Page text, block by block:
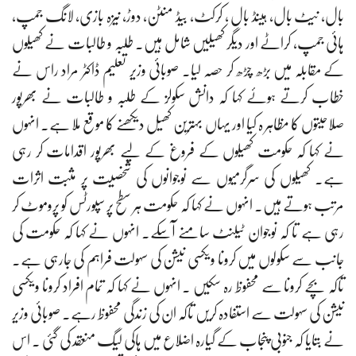
بال، نیٹ بال، ہینڈ بال ، کرکٹ، بیڈ منٹن، دوڑ، نیزہ بازی، لانگ جمپ،
ہائی جمپ، کراٹے اور دیگر کھیلیں شامل ہیں۔ طلبہ و طالبات نے کھیلوں
کے مقابلہ میں بڑھ چڑھ کر حصہ لیا۔ صوبائی وزیر تعلیم ڈاکٹر مراد راس نے
خطاب کرتے ہوئے کہا کہ دانش سکولز کے طلبہ و طالبات نے بھرپور
صلاحیتوں کا مظاہر ہ کیا اور یہاں بہترین کھیل دیکھنے کا موقع ملا ہے۔ انہوں
نے کہا کہ حکومت کھیلوں کے فروغ کے لیے بھرپور اقدامات کر رہی
ہے۔ کھیلوں کی سرگرمیوں سے نوجوانوں کی شخصیت پر مثبت اثرات
مرتب ہوتے ہیں۔ انہوں نے کہا کہ حکومت ہر سطح پر سپورٹس کو پروموٹ کر
رہی ہے تا کہ نوجوان ٹیلنٹ سامنے آسکے۔ انہوں نے کہا کہ حکومت کی
جانب سے سکولوں میں کرونا ویکسی نیشن کی سہولت فراہم کی جارہی ہے۔
تاکہ بچے کرونا سے محفوظ رہ سکیں ۔ انہوں نے کہا کہ تمام افراد کرونا ویکسی
نیشن کی سہولت سے استفادہ کریں تاکہ ان کی زندگی محفوظ رہے۔ صوبائی وزیر
نے بتایا کہ جنوبی پنجاب کے گیارہ اضلاع میں ہاکی لیگ منعقد کی گئی ۔ اس